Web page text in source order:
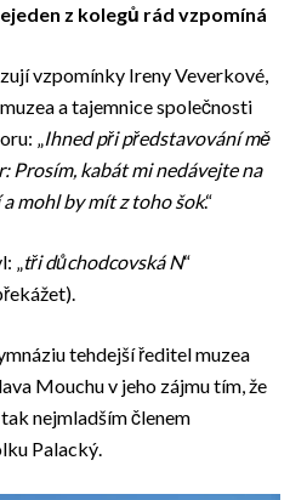
z kolegů rád vzpomíná
vzpomínky Ireny Veverkové,
a tajemnice společnosti
„ Ihned při představování mě
Prosím, kabát mi nedávejte na
mohl by mít z toho šok.“
tři důchodcovská N“
tehdejší ředitel muzea
Mouchu v jeho zájmu tím, že
nejmladším členem
Palacký.